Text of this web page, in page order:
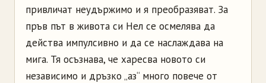
привличат неудържимо и я преобразяват. За
пръв път в живота си Нел се осмелява да
действа импулсивно и да се наслаждава на
мига. Тя осъзнава, че харесва новото си
независимо и дръзко „аз“ много повече от